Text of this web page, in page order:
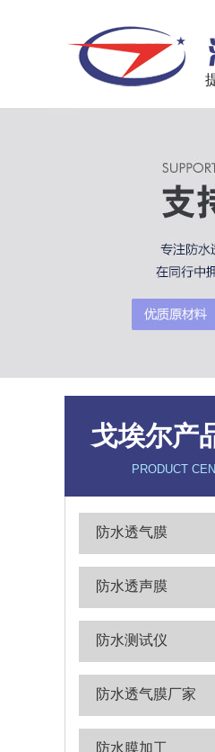
戈埃尔产
PRODUCT
防水透气膜
防水透声膜
防水测试仪
防水透气膜厂家
防水膜加工